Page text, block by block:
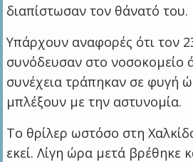
διαπίστωσαν τον θάνατό του.
Υπάρχουν αναφορές ότι τον
συνόδευσαν στο νοσοκομείο
συνέχεια τράπηκαν σε φυγή
μπλέξουν με την αστυνομία.
Το θρίλερ ωστόσο στη
εκεί. Λίγη ώρα μετά βρέθηκε